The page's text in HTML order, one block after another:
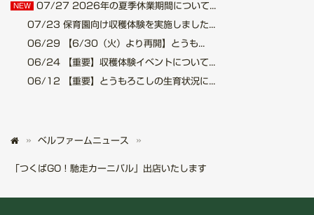
NEW 07/27 2026年の夏季休業期間について...
07/23 保育園向け収穫体験を実施しました...
06/29 【6/30（火）より再開】とうも...
06/24 【重要】収穫体験イベントについて...
06/12 【重要】とうもろこしの生育状況に...
ベルファームニュース
「つくばGO！馳走カーニバル」出店いたします